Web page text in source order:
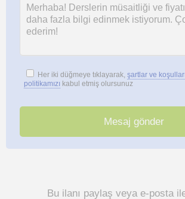
Her iki düğmeye tıklayarak, şartlar ve
politikamızı kabul etmiş olursunuz
Bu ilanı paylaş veya e-posta